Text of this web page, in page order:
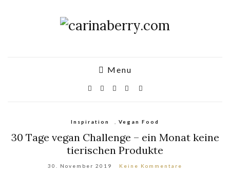
Menu
Inspiration Vegan Food
30 Tage vegan Challenge – ein Monat keine
tierischen Produkte
30. November 2019 Keine Kommentare